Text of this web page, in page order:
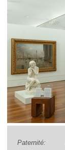
Paternité: